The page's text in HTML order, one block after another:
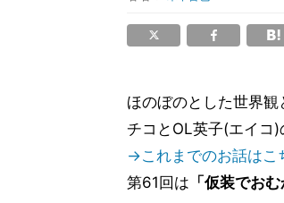
ほのぼのとした世界
チコとOL英子(エイコ)
→これまでのお話はこ
第61回は 「仮装でおむ